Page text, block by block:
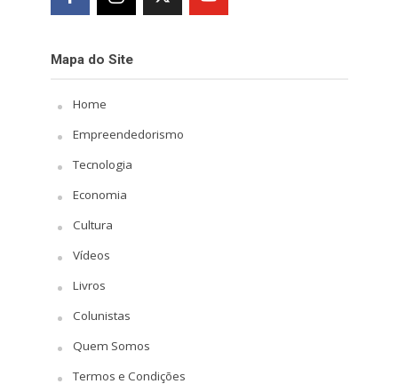
Mapa do Site
Home
Empreendedorismo
Tecnologia
Economia
Cultura
Vídeos
Livros
Colunistas
Quem Somos
Termos e Condições